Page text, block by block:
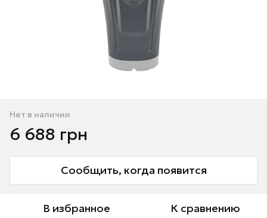
Нет в наличии
6 688 грн
Сообщить, когда появится
В избранное К сравнению